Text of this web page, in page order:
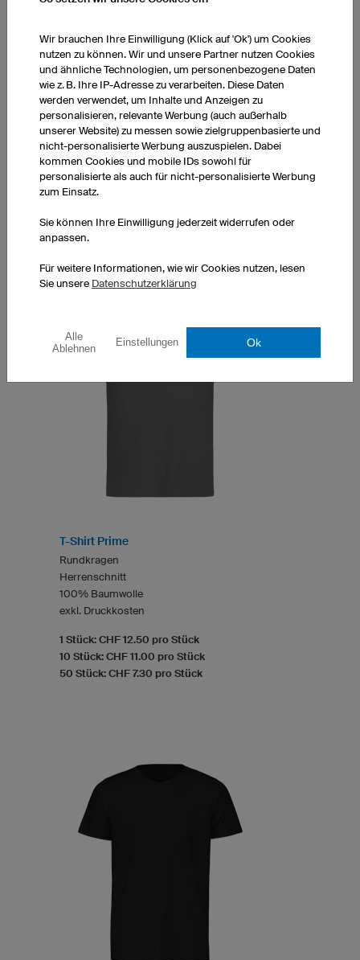
T-Shirt V-Kragen
V-Kragen
Passform für Herren
exkl. Druckkosten
1 Stück: CHF 9.60 pro Stück
10 Stück: CHF 9.00 pro Stück
T-Shirt Prime
Rundkragen
Herrenschnitt
100% Baumwolle
exkl. Druckkosten
1 Stück: CHF 12.50 pro Stück
10 Stück: CHF 11.00 pro Stück
50 Stück: CHF 7.30 pro Stück
Wir brauchen Ihre Einwilligung (Klick auf 'Ok') um Cookies
nutzen zu können. Wir und unsere Partner nutzen Cookies
und ähnliche Technologien, um personenbezogene Daten
wie z. B. Ihre IP-Adresse zu verarbeiten. Diese Daten
werden verwendet, um Inhalte und Anzeigen zu
personalisieren, relevante Werbung (auch außerhalb
unserer Website) zu messen sowie zielgruppenbasierte und
nicht-personalisierte Werbung auszuspielen. Dabei
kommen Cookies und mobile IDs sowohl für
personalisierte als auch für nicht-personalisierte Werbung
zum Einsatz.
Sie können Ihre Einwilligung jederzeit widerrufen oder
anpassen.
Für weitere Informationen, wie wir Cookies nutzen, lesen
Sie unsere Datenschutzerklärung
Alle
Ablehnen
Einstellungen Ok